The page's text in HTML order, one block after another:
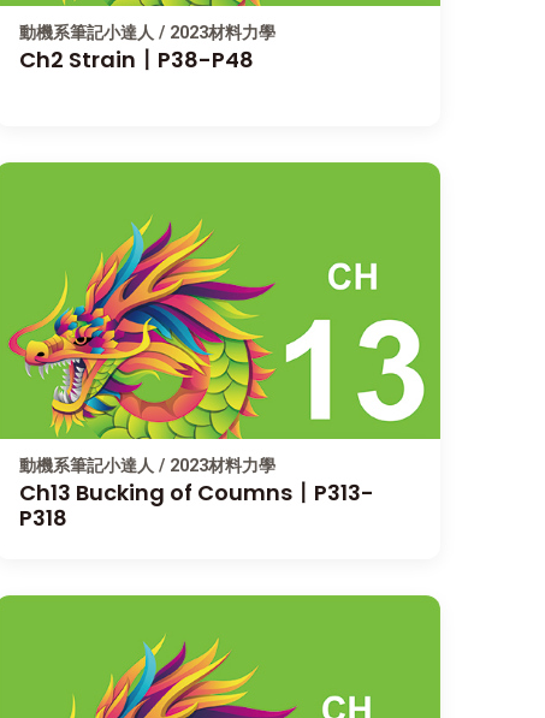
動機系筆記小達人 / 2023材料力學
Ch2 Strain〡P38-P48
動機系筆記小達人 / 2023材料力學
Ch13 Bucking of Coumns〡P313-
P318